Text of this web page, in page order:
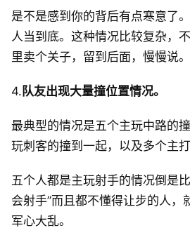
是不是感到你的背后有点寒意了
人当到底。这种情况比较复杂，
里卖个关子，留到后面，慢慢说。
4. 队友出现大量撞位置情况。
最典型的情况是五个主玩中路的
玩刺客的撞到一起，以及多个主
五个人都是主玩射手的情况倒是
会射手”而且都不懂得让步的人，
军心大乱。